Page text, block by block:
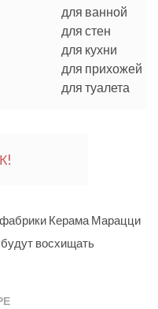
для ванной
для стен
для кухни
для прихожей
для туалета
Керама Марацци
восхищать
элегантностью.